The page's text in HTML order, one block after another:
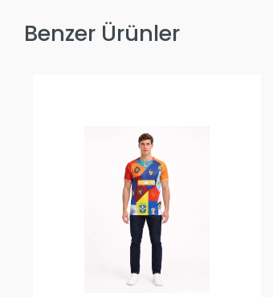
Benzer Ürünler